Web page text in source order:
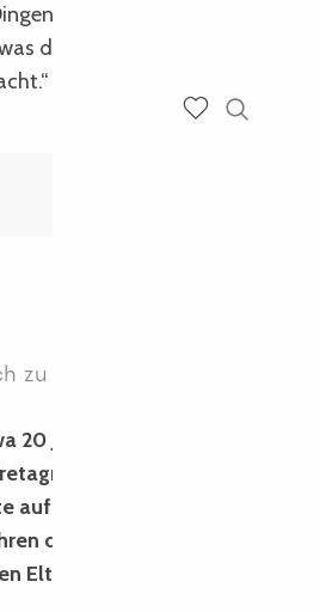
Lokal konsumieren
die Identität des
zu erholen
20 Jahren in Bordeaux,
geboren und ist an
aufgewachsen. Sie kehrt mit
drei Kindern regelmäßig
Eltern zurück.